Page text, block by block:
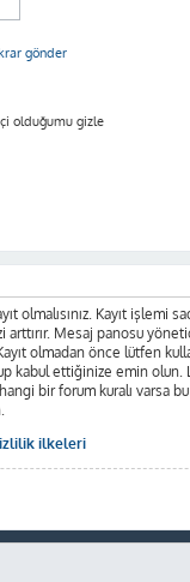
gönder
olduğumu gizle
olmalısınız. Kayıt işlemi
Mesaj panosu
olmadan önce lütfen
kabul ettiğinize emin olun.
bir forum kuralı varsa bu
ilkeleri